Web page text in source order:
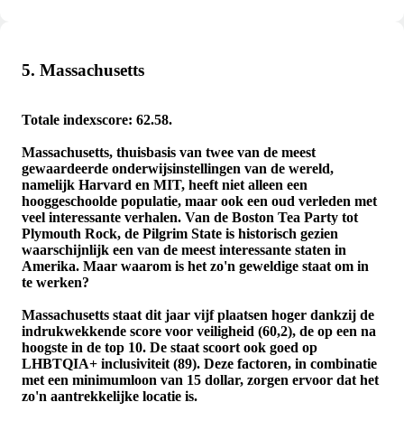
5. Massachusetts
Totale indexscore: 62.58.
Massachusetts, thuisbasis van twee van de meest
gewaardeerde onderwijsinstellingen van de wereld,
namelijk Harvard en MIT, heeft niet alleen een
hooggeschoolde populatie, maar ook een oud verleden met
veel interessante verhalen. Van de Boston Tea Party tot
Plymouth Rock, de Pilgrim State is historisch gezien
waarschijnlijk een van de meest interessante staten in
Amerika. Maar waarom is het zo'n geweldige staat om in
te werken?
Massachusetts staat dit jaar vijf plaatsen hoger dankzij de
indrukwekkende score voor veiligheid (60,2), de op een na
hoogste in de top 10. De staat scoort ook goed op
LHBTQIA+ inclusiviteit (89). Deze factoren, in combinatie
met een minimumloon van 15 dollar, zorgen ervoor dat het
zo'n aantrekkelijke locatie is.